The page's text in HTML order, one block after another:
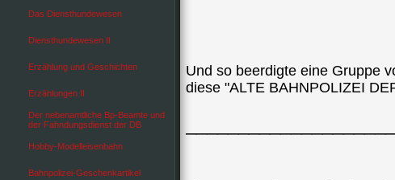
Das Diensthundewesen
Diensthundewesen II
Erzählung und Geschichten
Erzählungen II
Der nebenamtliche Bp-Beamte und
der Fahndungsdienst der DB
Hobby-Modelleisenbahn
Bahnpolizei-Geschenkartikel
Und so beerdigte eine Gruppe
diese "ALTE BAHNPOLIZEI